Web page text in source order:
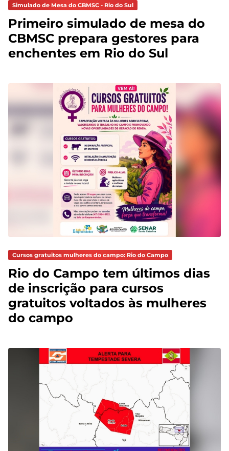
Simulado de Mesa do CBMSC - Rio do Sul
Primeiro simulado de mesa do
CBMSC prepara gestores para
enchentes em Rio do Sul
Cursos gratuitos mulheres do campo: Rio do Campo
Rio do Campo tem últimos dias
de inscrição para cursos
gratuitos voltados às mulheres
do campo